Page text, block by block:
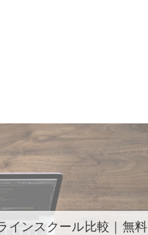
インスクール比較｜無料